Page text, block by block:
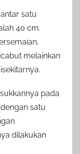
satu
40 cm.
melainkan
pada
satu
dilakukan